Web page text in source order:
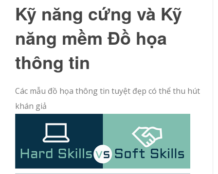
Kỹ năng cứng và Kỹ
năng mềm Đồ họa
thông tin
Các mẫu đồ họa thông tin tuyệt đẹp có thể thu hút
khán giả